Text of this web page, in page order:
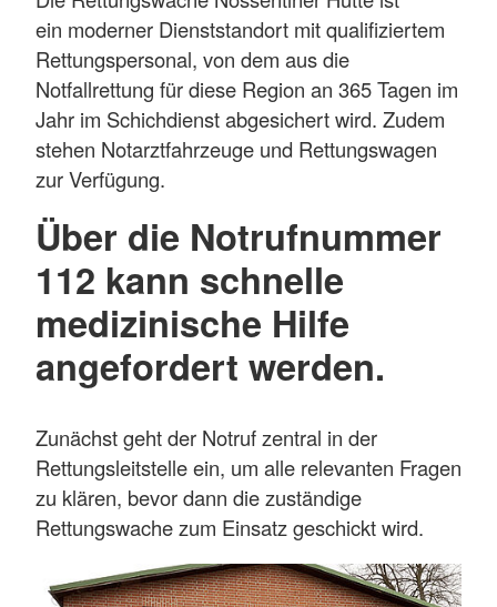
ein moderner Dienststandort mit qualifiziertem
Rettungspersonal, von dem aus die
Notfallrettung für diese Region an 365 Tagen im
Jahr im Schichdienst abgesichert wird. Zudem
stehen Notarztfahrzeuge und Rettungswagen
zur Verfügung.
Über die Notrufnummer
112 kann schnelle
medizinische Hilfe
angefordert werden.
Zunächst geht der Notruf zentral in der
Rettungsleitstelle ein, um alle relevanten Fragen
zu klären, bevor dann die zuständige
Rettungswache zum Einsatz geschickt wird.